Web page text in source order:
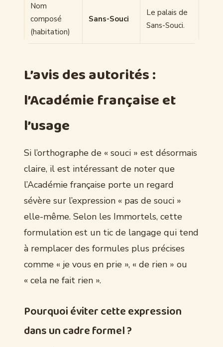
Nom
composé
(habitation)
Sans-Souci
Le palais de
Sans-Souci.
L’avis des autorités :
l’Académie française et
l’usage
Si l’orthographe de « souci » est désormais
claire, il est intéressant de noter que
l’Académie française porte un regard
sévère sur l’expression « pas de souci »
elle-même. Selon les Immortels, cette
formulation est un tic de langage qui tend
à remplacer des formules plus précises
comme « je vous en prie », « de rien » ou
« cela ne fait rien ».
Pourquoi éviter cette expression
dans un cadre formel ?